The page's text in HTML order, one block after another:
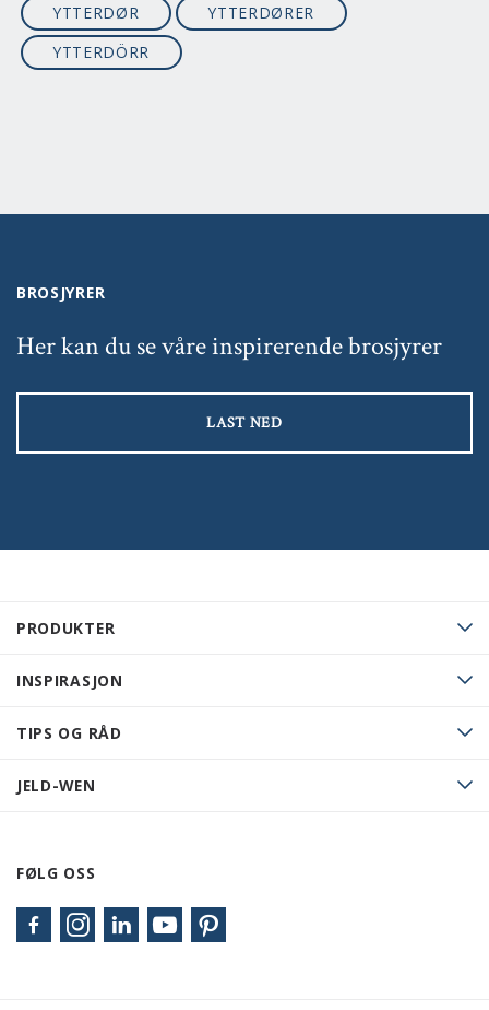
YTTERDØR
YTTERDØRER
YTTERDÖRR
PRODUKTER
INSPIRASJON
TIPS OG RÅD
JELD-WEN
FØLG OSS
BROSJYRER
Her kan du se våre inspirerende brosjyrer
LAST NED